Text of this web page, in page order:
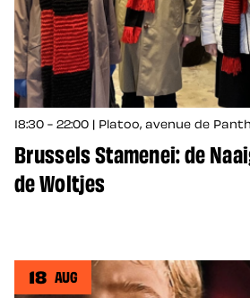
18:30 - 22:00 | Platoo, avenue de
Brussels Stamenei: de
de Woltjes
18 AUG